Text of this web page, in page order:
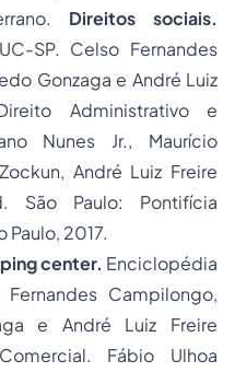
Direitos sociais.
SP. Celso Fernandes
Gonzaga e André Luiz
Administrativo e
Nunes Jr., Maurício
André Luiz Freire
Paulo: Pontifícia
2017.
center. Enciclopédia
Campilongo,
e André Luiz Freire
Fábio Ulhoa